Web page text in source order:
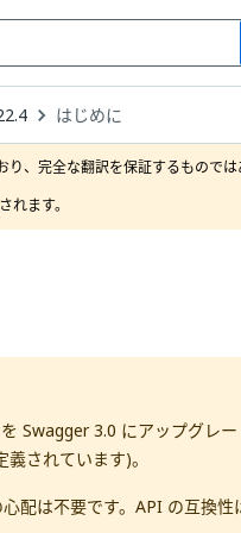
はじめに
、完全な翻訳を保証するもので
ます。
Swagger 3.0 にアップグレ
されています)。
配は不要です。API の互換